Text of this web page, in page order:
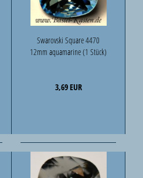
Swarovski Square 4470
12mm aquamarine (1 Stück)
3,69 EUR